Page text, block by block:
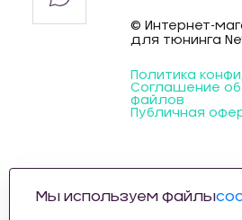
© Интернет-
для тюнинга
Политика
Соглашение об
файлов
Публичная
Мы используем файлы